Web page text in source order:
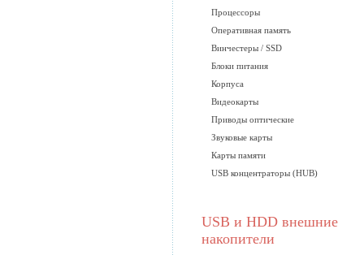
Процессоры
Оперативная память
Винчестеры / SSD
Блоки питания
Корпуса
Видеокарты
Приводы оптические
Звуковые карты
Карты памяти
USB концентраторы (HUB)
USB и HDD внешние
накопители